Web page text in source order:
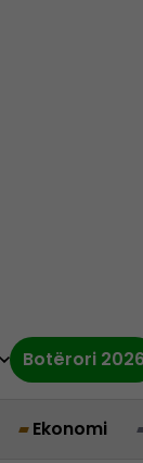
Botërori
Ekonomi